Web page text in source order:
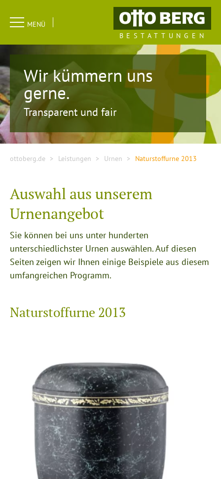
Navigation
überspringen
MENÜ
BESTATTUNGEN
Wir kümmern uns
gerne.
Transparent und fair
ottoberg.de Leistungen Urnen Naturstoffurne 2013
Auswahl aus unserem
Urnenangebot
Sie können bei uns unter hunderten
unterschiedlichster Urnen auswählen. Auf diesen
Seiten zeigen wir Ihnen einige Beispiele aus diesem
umfangreichen Programm.
Naturstoffurne 2013